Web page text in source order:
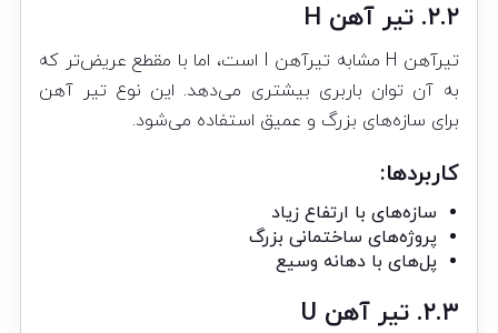
۲.۲. تیر آهن H
تیرآهن H مشابه تیرآهن I است، اما با مقطع عریض‌تر که
به آن توان باربری بیشتری می‌دهد. این نوع تیر آهن
برای سازه‌های بزرگ و عمیق استفاده می‌شود.
کاربردها:
سازه‌های با ارتفاع زیاد
پروژه‌های ساختمانی بزرگ
پل‌های با دهانه وسیع
۲.۳. تیر آهن U